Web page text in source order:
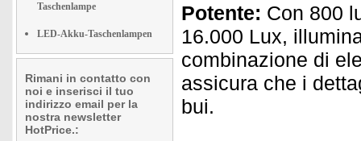
Taschenlampe
LED-Akku-Taschenlampen
Rimani in contatto con
noi e inserisci il tuo
indirizzo email per la
nostra newsletter
HotPrice.:
Potente: Con 800
16.000 Lux,
combinazione di
assicura che i
bui.